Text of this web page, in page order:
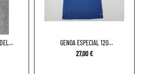
GENOA ESPECIAL 120
ANIVERSARIO
27,00 €